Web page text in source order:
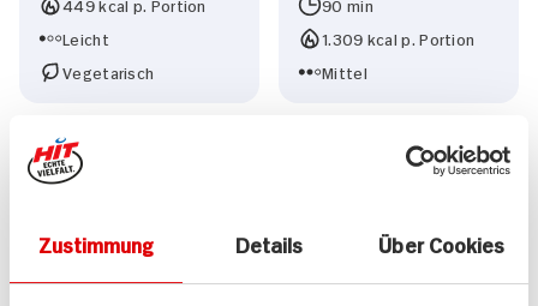
Zustimmung Details Über Cookies
449 kcal p. Portion
Leicht
Vegetarisch
90 min
1.309 kcal p. Portion
Mittel
Marokkanische Marokkanische